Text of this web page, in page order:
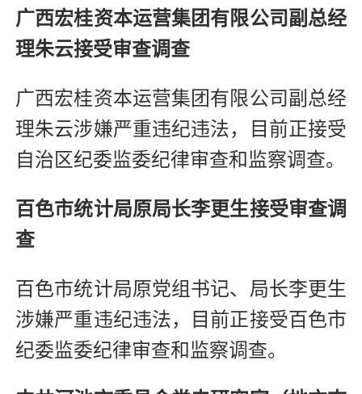
广西宏桂资本运营集团有限公司副总经
理朱云接受审查调查
广西宏桂资本运营集团有限公司副总经
理朱云涉嫌严重违纪违法，目前正接受
自治区纪委监委纪律审查和监察调查。
百色市统计局原局长李更生接受审查调
查
百色市统计局原党组书记、局长李更生
涉嫌严重违纪违法，目前正接受百色市
纪委监委纪律审查和监察调查。